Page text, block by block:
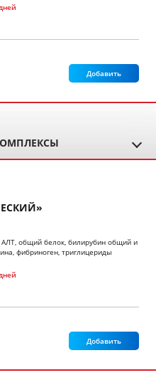
Добавить
АЛТ, общий белок, билирубин общий и
фибриноген, триглицериды
Добавить